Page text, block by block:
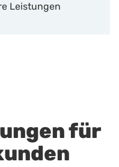
Leistungen
für